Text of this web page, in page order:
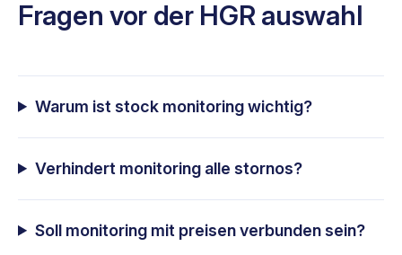
Fragen vor der HGR auswahl
Warum ist stock monitoring wichtig?
Verhindert monitoring alle stornos?
Soll monitoring mit preisen verbunden sein?